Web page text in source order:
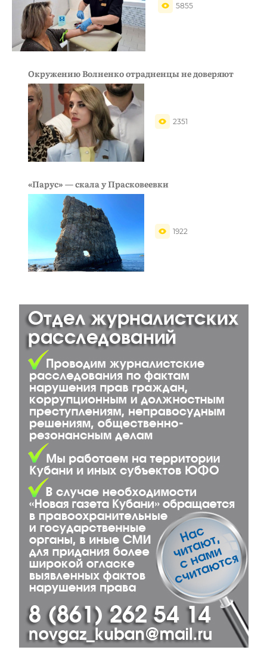
5855
Окружению Волненко отрадненцы не доверяют
2351
«Парус» — скала у Прасковеевки
1922